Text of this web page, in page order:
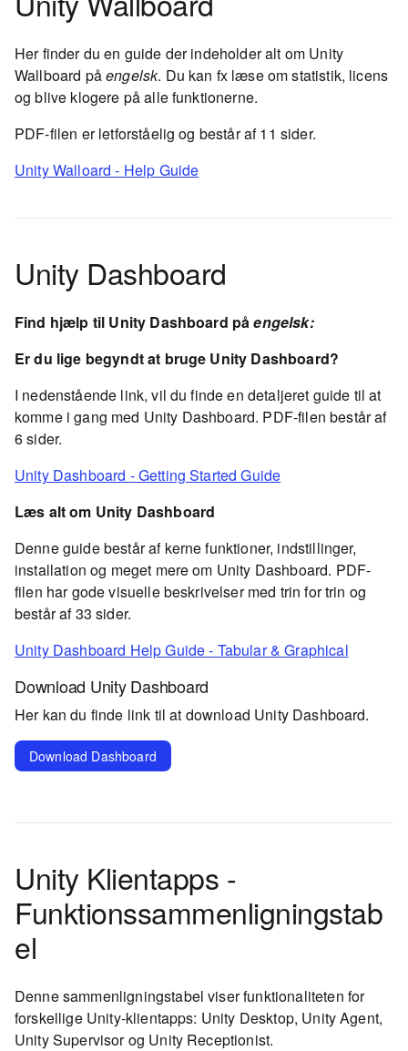
Her finder du en guide der indeholder alt om Unity
Wallboard påengelsk. Du kan fx læse om statistik, licens
og blive klogere på alle funktionerne.
PDF-filen er letforståelig og består af 11 sider.
Unity Walloard - Help Guide
Unity Dashboard
Find hjælp til Unity Dashboard påengelsk:
Er du lige begyndt at bruge Unity Dashboard?
I nedenstående link, vil du finde en detaljeret guide til at
komme i gang med Unity Dashboard. PDF-filen består af
6 sider.
Unity Dashboard - Getting Started Guide
Læs alt om Unity Dashboard
Denne guide består af kerne funktioner, indstillinger,
installation og meget mere om Unity Dashboard. PDF-
filen har gode visuelle beskrivelser med trin for trin og
består af 33 sider.
Unity Dashboard Help Guide - Tabular & Graphical
Download Unity Dashboard
Her kan du finde link til at download Unity Dashboard.
Download Dashboard
Unity Klientapps -
Funktionssammenligningstab
el
Denne sammenligningstabel viser funktionaliteten for
forskellige Unity-klientapps: Unity Desktop, Unity Agent,
Unity Supervisor og Unity Receptionist.